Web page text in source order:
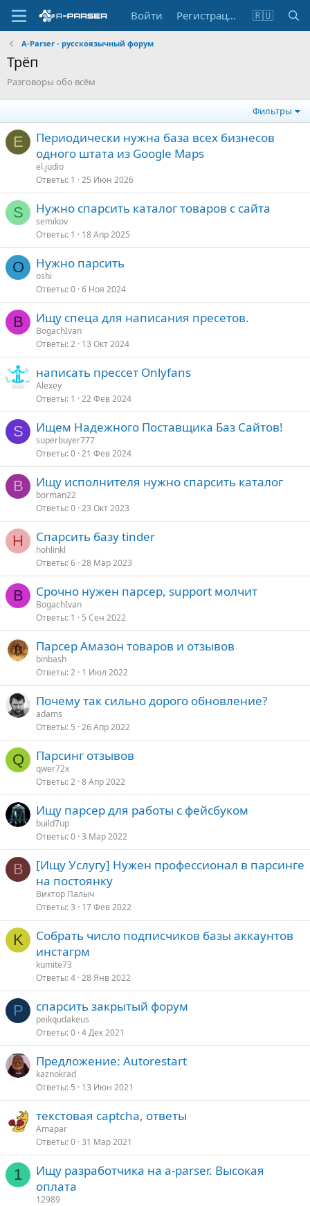
Войти Регистрация 🇷🇺
A-Parser - русскоязычный форум
Трёп
Разговоры обо всём
Фильтры
E
Периодически нужна база всех бизнесов
одного штата из Google Maps
el.judio
Ответы 1 25 Июн 2026
S Нужно спарсить каталог товаров с сайта
semikov
Ответы 1 18 Апр 2025
O Нужно парсить
oshi
Ответы 0 6 Ноя 2024
B Ищу спеца для написания пресетов.
BogachIvan
Ответы 2 13 Окт 2024
написать прессет Onlyfans
Alexey
Ответы 1 22 Фев 2024
S Ищем Надежного Поставщика Баз Сайтов!
superbuyer777
Ответы 0 21 Фев 2024
B Ищу исполнителя нужно спарсить каталог
borman22
Ответы 0 23 Окт 2023
H Спарсить базу tinder
hohlinkl
Ответы 6 28 Мар 2023
B Срочно нужен парсер, support молчит
BogachIvan
Ответы 1 5 Сен 2022
Парсер Амазон товаров и отзывов
binbash
Ответы 2 1 Июл 2022
Почему так сильно дорого обновление?
adams
Ответы 5 26 Апр 2022
Q Парсинг отзывов
qwer72x
Ответы 2 8 Апр 2022
Ищу парсер для работы с фейсбуком
build7up
Ответы 0 3 Мар 2022
В
[Ищу Услугу] Нужен профессионал в парсинге
на постоянку
Виктор Палыч
Ответы 3 17 Фев 2022
K
Собрать число подписчиков базы аккаунтов
инстагрм
kumite73
Ответы 4 28 Янв 2022
P спарсить закрытый форум
peikqudakeus
Ответы 0 4 Дек 2021
Предложение: Autorestart
kaznokrad
Ответы 5 13 Июн 2021
текстовая captcha, ответы
Amapar
Ответы 0 31 Мар 2021
1
Ищу разработчика на a-parser. Высокая
оплата
12989